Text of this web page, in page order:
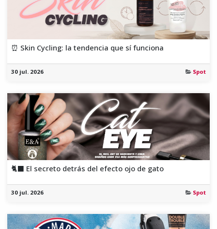
⏰ Skin Cycling: la tendencia que sí funciona
30 jul. 2026 Spot
🐈‍⬛ El secreto detrás del efecto ojo de gato
30 jul. 2026 Spot